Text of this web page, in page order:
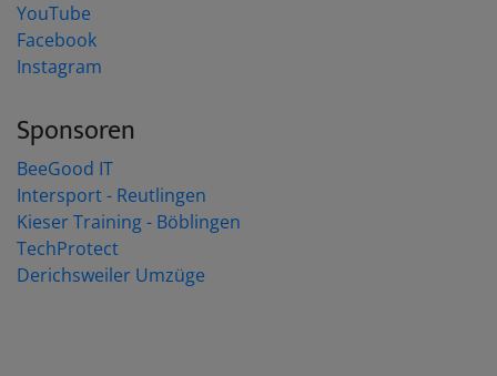
YouTube
Facebook
Instagram
Sponsoren
BeeGood IT
Intersport - Reutlingen
Kieser Training - Böblingen
TechProtect
Derichsweiler Umzüge